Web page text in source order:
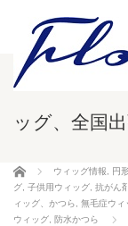
ッグ、全国
ホーム ウィッグ情報 円
グ 子供用ウィッグ 抗がん
ィッグ、かつら
無毛症ウィ
ウィッグ
防水かつら